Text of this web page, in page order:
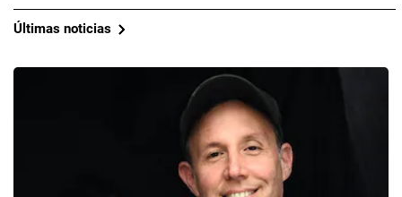
Últimas noticias